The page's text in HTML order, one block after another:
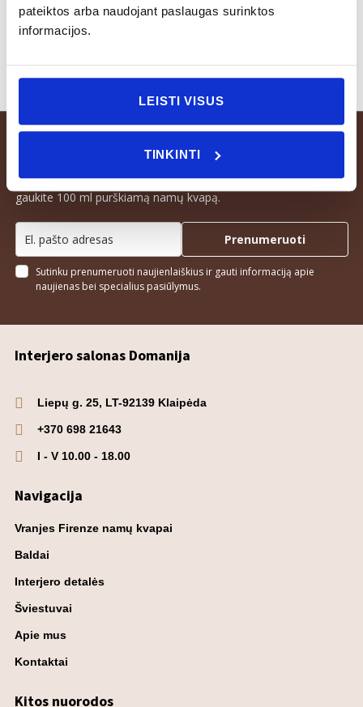
pateiktos arba naudojant paslaugas surinktos
informacijos.
LEISTI VISUS
TINKINTI
Prenumeruokite naujienlaiškį ir pirmojo pirkimo metu dovanų
gaukite 100 ml purškiamą namų kvapą.
Sutinku prenumeruoti naujienlaiškius ir gauti informaciją apie
naujienas bei specialius pasiūlymus.
Prenumeruoti
Interjero salonas Domanija
Liepų g. 25, LT-92139 Klaipėda
+370 698 21643
I - V 10.00 - 18.00
Navigacija
Vranjes Firenze namų kvapai
Baldai
Interjero detalės
Šviestuvai
Apie mus
Kontaktai
Kitos nuorodos